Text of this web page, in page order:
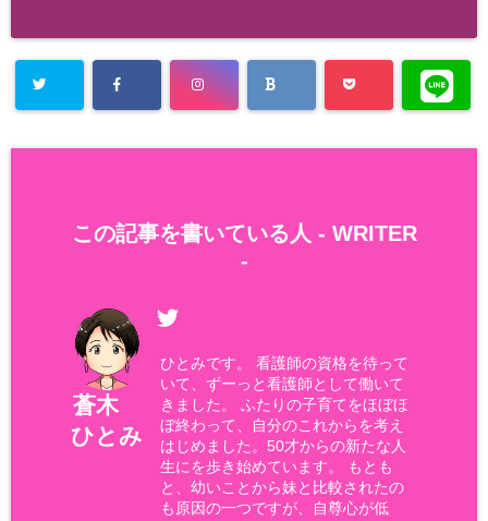
この記事を書いている人 - WRITER
-
蒼木
ひとみ
ひとみです。 看護師の資格を待って
いて、ずーっと看護師として働いて
きました。 ふたりの子育てをほぼほ
ぼ終わって、自分のこれからを考え
はじめました。50才からの新たな人
生にを歩き始めています。 もとも
と、幼いことから妹と比較されたの
も原因の一つですが、自尊心が低